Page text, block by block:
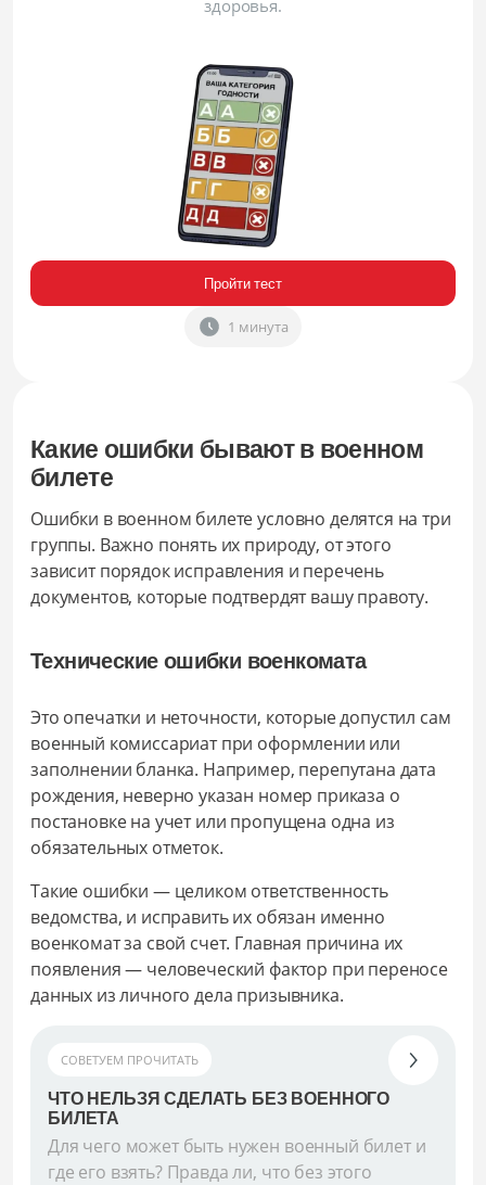
здоровья.
Пройти тест
1 минута
Какие ошибки бывают в военном
билете
Ошибки в военном билете условно делятся на три
группы. Важно понять их природу, от этого
зависит порядок исправления и перечень
документов, которые подтвердят вашу правоту.
Технические ошибки военкомата
Это опечатки и неточности, которые допустил сам
военный комиссариат при оформлении или
заполнении бланка. Например, перепутана дата
рождения, неверно указан номер приказа о
постановке на учет или пропущена одна из
обязательных отметок.
Такие ошибки — целиком ответственность
ведомства, и исправить их обязан именно
военкомат за свой счет. Главная причина их
появления — человеческий фактор при переносе
данных из личного дела призывника.
СОВЕТУЕМ ПРОЧИТАТЬ
ЧТО НЕЛЬЗЯ СДЕЛАТЬ БЕЗ ВОЕННОГО
БИЛЕТА
Для чего может быть нужен военный билет и
где его взять? Правда ли, что без этого